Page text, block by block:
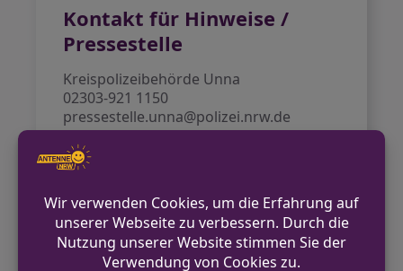
Kontakt für Hinweise /
Pressestelle
Kreispolizeibehörde Unna
02303-921 1150
pressestelle.unna@polizei.nrw.de
https://unna.polizei.nrw/
VORHERIGER BEITRAG
Großbrand in Monheimer
Verpackungsfabrik: Salzsäure entdeckt
NÄCHSTER BEITRAG